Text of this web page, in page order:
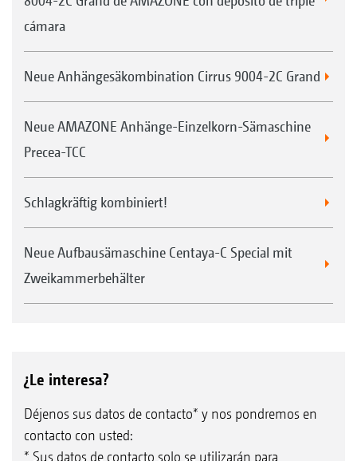
cámara
Neue Anhängesäkombination Cirrus 9004-2C Grand
Neue AMAZONE Anhänge-Einzelkorn-Sämaschine
Precea-TCC
Schlagkräftig kombiniert!
Neue Aufbausämaschine Centaya-C Special mit
Zweikammerbehälter
¿Le interesa?
Déjenos sus datos de contacto* y nos pondremos en
contacto con usted:
* Sus datos de contacto solo se utilizarán para